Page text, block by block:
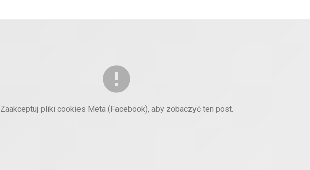
Zaakceptuj pliki cookies Meta (Facebook), aby zobaczyć ten post.